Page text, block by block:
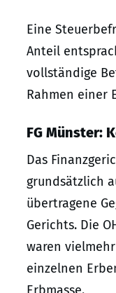
Eine
Anteil
vollständige
Rahmen einer
FG Münster:
Das
grundsätzlich
übertragene
Gerichts. Die
waren
einzelnen